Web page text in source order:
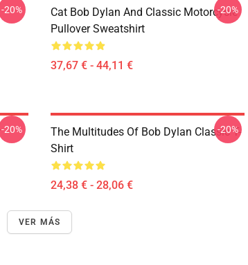
-20%
Cat Bob Dylan And Classic Motorcycle
Pullover Sweatshirt
37,67 € - 44,11 €
-20%
-20%
The Multitudes Of Bob Dylan Classic T-
Shirt
24,38 € - 28,06 €
-20%
VER MÁS